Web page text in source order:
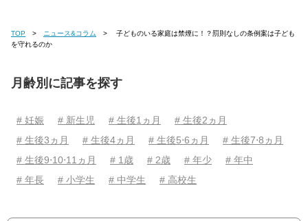
TOP ニュース&コラム
を守れるのか
月齢別に記事を探す
# 妊娠 # 新生児 # 生後1ヵ月
# 生後2ヵ月
# 生後3ヵ月
# 生後4ヵ月 # 生後5⋅6ヵ月
# 生後7⋅8ヵ月
# 生後9⋅10⋅11ヵ月
# 1歳 # 2歳 # 年少
# 年中
# 年長
# 小学生 # 中学生 # 高校生